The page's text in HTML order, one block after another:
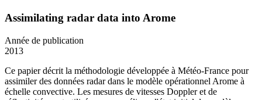
Assimilating radar data into Arome
Année de publication
2013
Ce papier décrit la méthodologie développée à Météo-France pour
assimiler des données radar dans le modèle opérationnel Arome à
échelle convective. Les mesures de vitesses Doppler et de